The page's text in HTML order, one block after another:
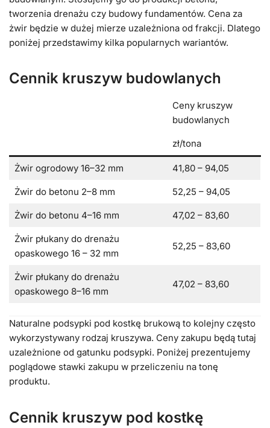
tworzenia drenażu czy budowy fundamentów. Cena za
żwir będzie w dużej mierze uzależniona od frakcji. Dlatego
poniżej przedstawimy kilka popularnych wariantów.
Cennik kruszyw budowlanych
Ceny kruszyw
budowlanych
zł/tona
Żwir ogrodowy 16–32 mm 41,80 – 94,05
Żwir do betonu 2–8 mm 52,25 – 94,05
Żwir do betonu 4–16 mm 47,02 – 83,60
Żwir płukany do drenażu
opaskowego 16 – 32 mm
52,25 – 83,60
Żwir płukany do drenażu
opaskowego 8–16 mm
47,02 – 83,60
Naturalne podsypki pod kostkę brukową to kolejny często
wykorzystywany rodzaj kruszywa. Ceny zakupu będą tutaj
uzależnione od gatunku podsypki. Poniżej prezentujemy
poglądowe stawki zakupu w przeliczeniu na tonę
produktu.
Cennik kruszyw pod kostkę